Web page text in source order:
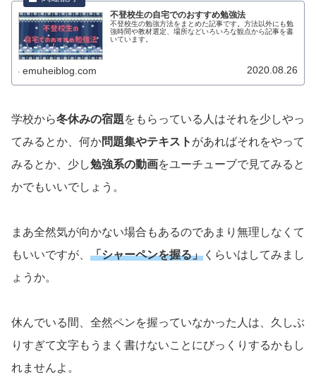
不登校生の自宅でのおすすめ勉強法
不登校生の勉強方法をまとめた記事です。方法以外にも勉
強時間や教材選定、場所などいろいろな観点から記事を書
いています。
emuheiblog.com 2020.08.26
学校から冬休みの宿題をもらっている人はそれを少しやっ
てみるとか、何か問題集やテキスト があればそれをやって
みるとか、少し勉強系の動画をユーチューブで見てみると
かでもいいでしょう。
まあ全然気が向かない場合もあるのであまり無理しなくて
もいいですが、 「シャーペンを握る」 くらいはしてみまし
ょうか。
休んでいる間、全然ペンを握っていなかった人は、久しぶ
りすぎて文字もうまく書けないことにびっくりするかもし
れませんよ。